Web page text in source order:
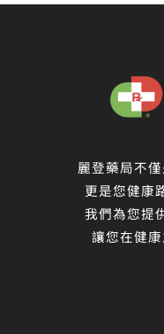
麗登藥局不
更是您健康
我們為您提
讓您在健